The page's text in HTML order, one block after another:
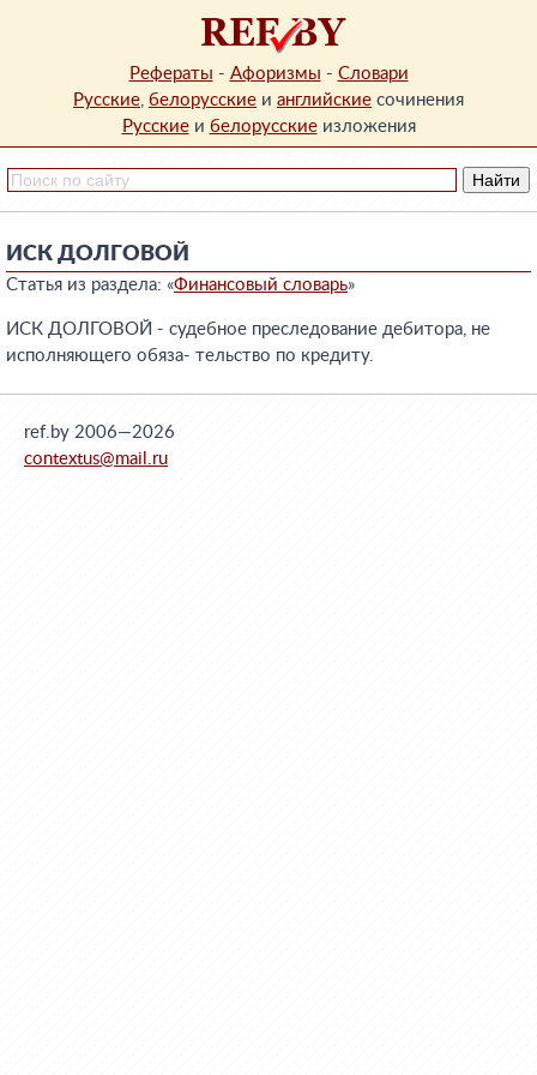
Рефераты - Афоризмы - Словари
Русские, белорусские и английские сочинения
Русскиеи белорусскиеизложения
ИСК ДОЛГОВОЙ
Статья из раздела: «Финансовый словарь»
ИСК ДОЛГОВОЙ - судебное преследование дебитора, не
исполняющего обяза- тельство по кредиту.
ref.by 2006—2026
contextus@mail.ru